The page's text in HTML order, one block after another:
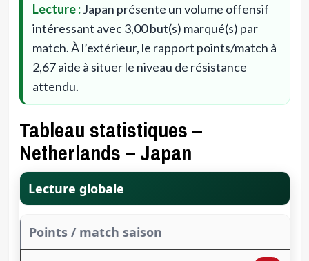
Lecture :Japan présente un volume offensif
intéressant avec 3,00 but(s) marqué(s) par
match. À l’extérieur, le rapport points/match à
2,67 aide à situer le niveau de résistance
attendu.
Tableau statistiques –
Netherlands – Japan
Lecture globale
Points / match saison